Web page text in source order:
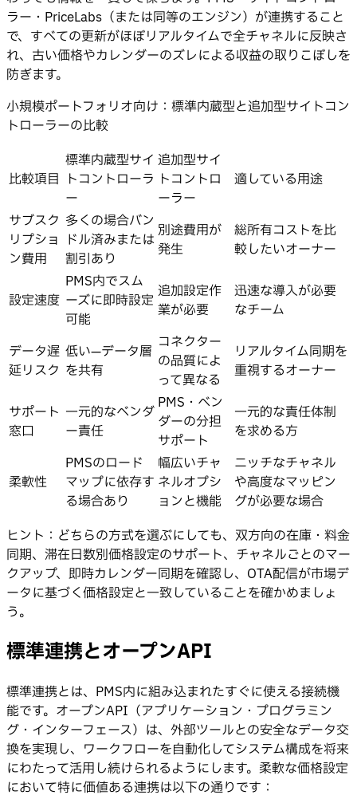
ラー・PriceLabs（または同等のエンジン）が連携すること
で、すべての更新がほぼリアルタイムで全チャネルに反映さ
れ、古い価格やカレンダーのズレによる収益の取りこぼしを
防ぎます。
小規模ポートフォリオ向け：標準内蔵型と追加型サイトコン
トローラーの比較
比較項目
標準内蔵型サイ
トコントローラ
ー
追加型サイ
トコントロ
ーラー
適している用途
サブスク
リプショ
ン費用
多くの場合バン
ドル済みまたは
割引あり
別途費用が
発生
総所有コストを比
較したいオーナー
設定速度
PMS内でスム
ーズに即時設定
可能
追加設定作
業が必要
迅速な導入が必要
なチーム
データ遅
延リスク
低い—データ層
を共有
コネクター
の品質によ
って異なる
リアルタイム同期を
重視するオーナー
サポート
窓口
一元的なベンダ
ー責任
PMS・ベン
ダーの分担
サポート
一元的な責任体制
を求める方
柔軟性
PMSのロード
マップに依存す
る場合あり
幅広いチャ
ネルオプシ
ョンと機能
ニッチなチャネル
や高度なマッピン
グが必要な場合
ヒント：どちらの方式を選ぶにしても、双方向の在庫・料金
同期、滞在日数別価格設定のサポート、チャネルごとのマー
クアップ、即時カレンダー同期を確認し、OTA配信が市場デ
ータに基づく価格設定と一致していることを確かめましょ
う。
標準連携とオープンAPI
標準連携とは、PMS内に組み込まれたすぐに使える接続機
能です。オープンAPI（アプリケーション・プログラミン
グ・インターフェース）は、外部ツールとの安全なデータ交
換を実現し、ワークフローを自動化してシステム構成を将来
にわたって活用し続けられるようにします。柔軟な価格設定
において特に価値ある連携は以下の通りです：